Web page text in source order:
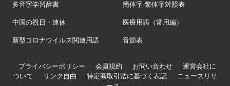
多音字学習辞書 簡体字·繁体字対照表
中国の祝日・連休 医療用語（常用編）
新型コロナウイルス関連用語 音節表
プライバシーポリシー 会員規約 お問い合わせ
運営会社に
ついて
リンク自由 特定商取引法に基づく表記
ニュースリリ